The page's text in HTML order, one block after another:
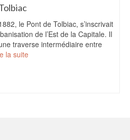
le Pont de Tolbiac, s’inscrivait
de l’Est de la Capitale. Il
traverse intermédiaire entre
la suite